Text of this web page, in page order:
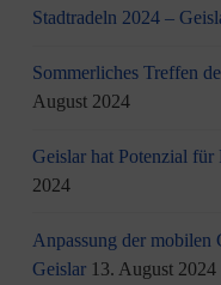
Stadtradeln 2024 –
Sommerliches Treffen
August 2024
Geislar hat Potenzial
2024
Anpassung der
Geislar 13. August 2024